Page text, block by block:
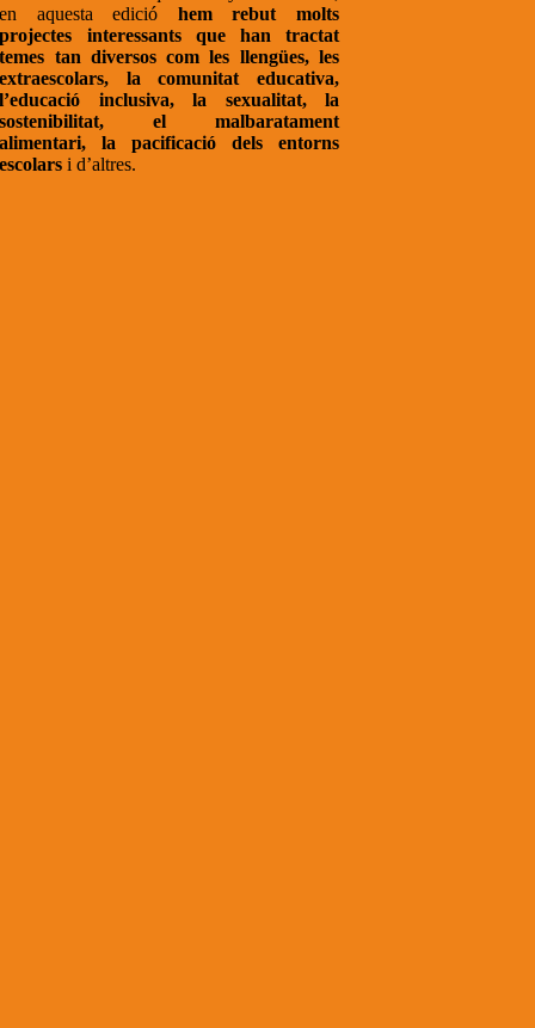
en aquesta edició hem rebut molts
projectes interessants que han tractat
temes tan diversos com les llengües, les
extraescolars, la comunitat educativa,
l’educació inclusiva, la sexualitat, la
sostenibilitat, el malbaratament
alimentari, la pacificació dels entorns
escolars i d’altres.